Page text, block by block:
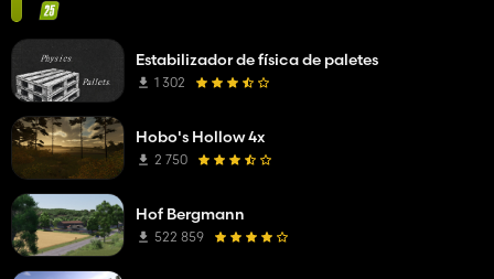
Estabilizador de física de paletes
1 302
Hobo's Hollow 4x
2 750
Hof Bergmann
522 859